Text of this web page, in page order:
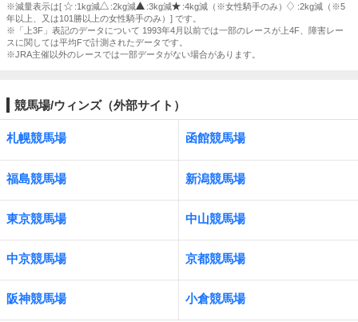
※減量表示は[
:1kg減 :2kg減 :3kg減 :4kg減（※女性騎手のみ）
:2kg減（※5
年以上、又は101勝以上の女性騎手のみ）] です。
※「上3F」表記のデータについて 1993年4月以前では一部のレースが上4F、障害レー
スに関しては平均Fで計測されたデータです。
※JRA主催以外のレースでは一部データがない場合があります。
競馬場/ウィンズ（外部サイト）
札幌競馬場 函館競馬場
福島競馬場 新潟競馬場
東京競馬場 中山競馬場
中京競馬場 京都競馬場
阪神競馬場 小倉競馬場